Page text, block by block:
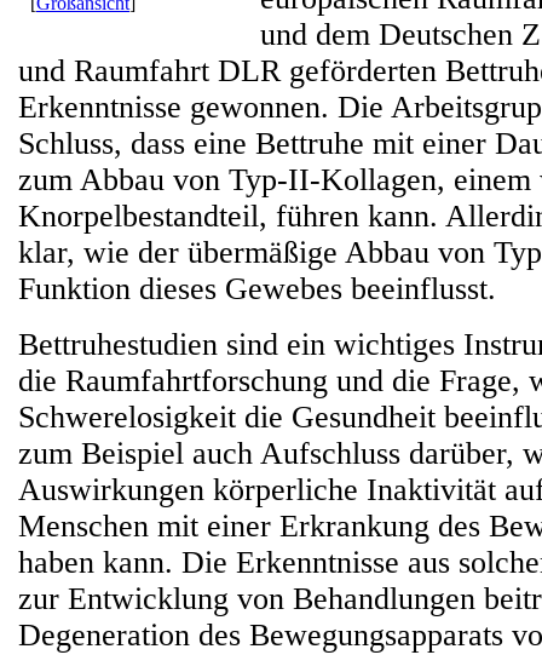
und dem Deutschen
und Raumfahrt DLR geförderten
Erkenntnisse gewonnen. Die
Schluss, dass eine Bettruhe mit einer
zum Abbau von Typ-II-Kollagen, einem
Knorpelbestandteil, führen kann.
klar, wie der übermäßige Abbau von
Funktion dieses Gewebes beeinflusst.
Bettruhestudien sind ein wichtiges
die Raumfahrtforschung und die Frage,
Schwerelosigkeit die Gesundheit
zum Beispiel auch Aufschluss darüber,
Auswirkungen körperliche Inaktivität
Menschen mit einer Erkrankung des
haben kann. Die Erkenntnisse aus
zur Entwicklung von Behandlungen
Degeneration des Bewegungsapparats